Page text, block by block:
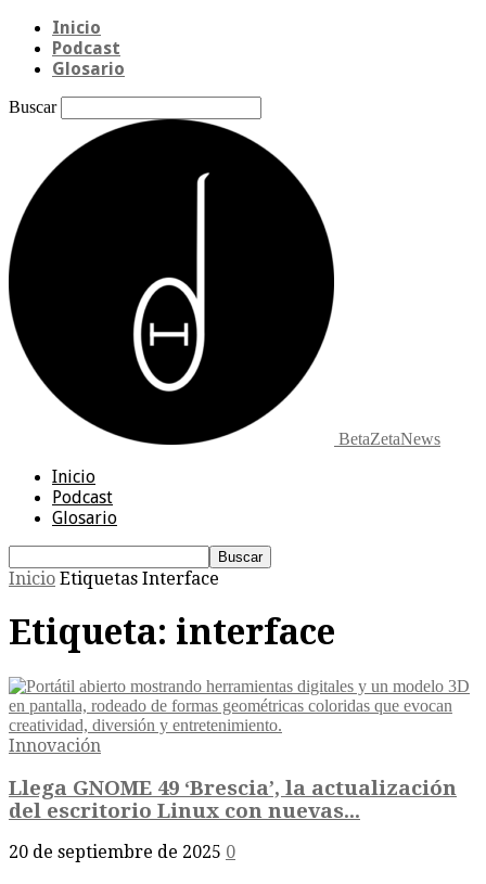
Inicio
Podcast
Glosario
Buscar
BetaZetaNews
Inicio
Podcast
Glosario
Inicio Etiquetas Interface
Etiqueta: interface
Innovación
Llega GNOME 49 ‘Brescia’, la actualización
del escritorio Linux con nuevas...
20 de septiembre de 2025 0